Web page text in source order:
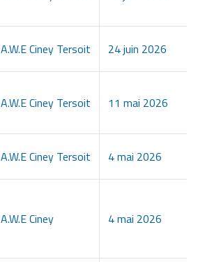
A.W.E Ciney Tersoit 24 juin 2026
A.W.E Ciney Tersoit 11 mai 2026
A.W.E Ciney Tersoit 4 mai 2026
A.W.E Ciney 4 mai 2026